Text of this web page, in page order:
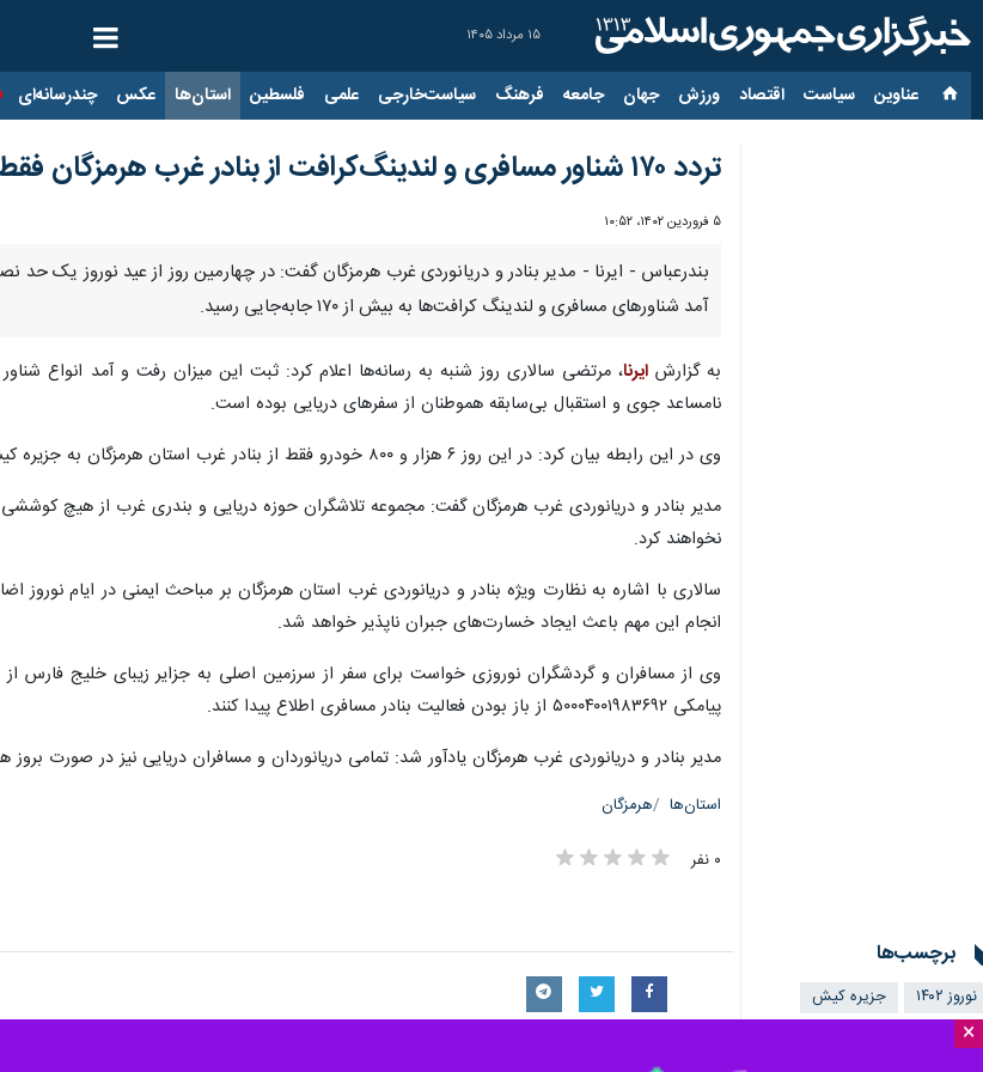
۱۵ مرداد ۱۴۰۵
عناوین‌ سیاست اقتصاد ورزش جهان جامعه فرهنگ سیاست‌خارجی علمی فلسطین استان‌ها عکس چندرسانه‌ای
×
تردد ۱۷۰ شناور مسافری و لندینگ‌کرافت از بنادر غرب هرمزگان فقط در یک روز ثبت شد
۵ فروردین ۱۴۰۲، ۱۰:۵۲
بندرعباس - ایرنا - مدیر بنادر و دریانوردی غرب هرمزگان گفت: در چهارمین روز از عید نوروز یک
آمد شناورهای مسافری و لندینگ کرافت‌ها به بیش از ۱۷۰ جابه‌جایی رسید.
به گزارشایرنا
نامساعد جوی و استقبال بی‌سابقه هموطنان از سفرهای دریایی بوده است.
وی در این رابطه بیان کرد: در این روز ۶ هزار و ۸۰۰ خودرو فقط از بنادر غرب استان هرمزگان به جزیره کیش و بالعکس جابه‌جا و بیش از ۲۹ هزار نفر مسافر در مسیر یاد شده رفت و آمد کردند.
مدیر بنادر و دریانوردی غرب هرمزگان گفت: مجموعه تلاشگران حوزه دریایی و بندری غرب از هیچ
نخواهند کرد.
سالاری با اشاره به نظارت ویژه بنادر و دریانوردی غرب استان هرمزگان بر مباحث ایمنی در ایام نوروز
انجام این مهم باعث ایجاد خسارت‌های جبران ناپذیر خواهد شد.
پیامکی ۵۰۰۰۴۰۰۱۹۸۳۶۹۲ از باز بودن فعالیت بنادر مسافری اطلاع پیدا کنند.
مدیر بنادر و دریانوردی غرب هرمزگان یادآور شد: تمامی دریانوردان و مسافران دریایی نیز در صورت بروز
استان‌ها هرمزگان
۰ نفر
برچسب‌ها
نوروز ۱۴۰۲
جزیره کیش
مسافرت